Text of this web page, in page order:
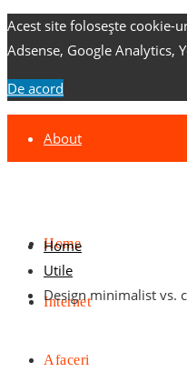
Acest site folosește cookie-
Adsense, Google Analytics,
De acord
About
Home
Internet
Afaceri
Home
Utile
Design minimalist vs.